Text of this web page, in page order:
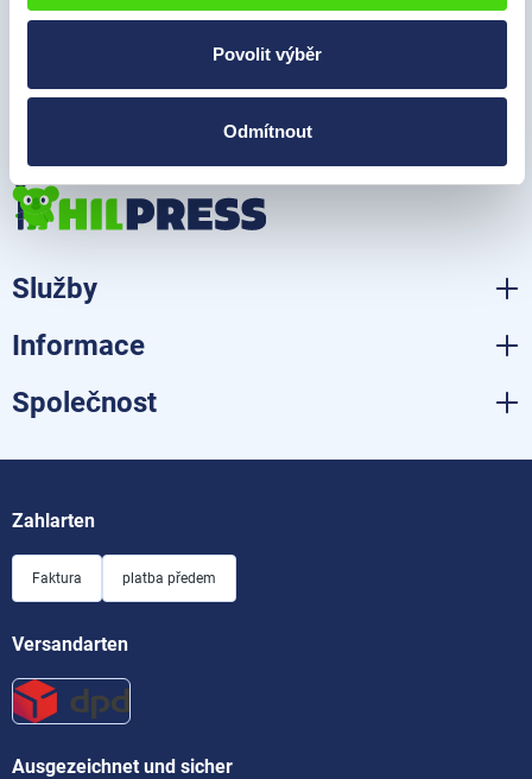
Povolit výběr
Odmítnout
Česká republika
E-Mail:
Služby
Informace
Společnost
Zahlarten
Faktura platba předem
Versandarten
Ausgezeichnet und sicher